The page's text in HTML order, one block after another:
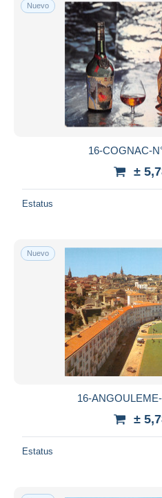
Nuevo
16-COGNAC-
±
Estatus
Nuevo
16-
±
Estatus